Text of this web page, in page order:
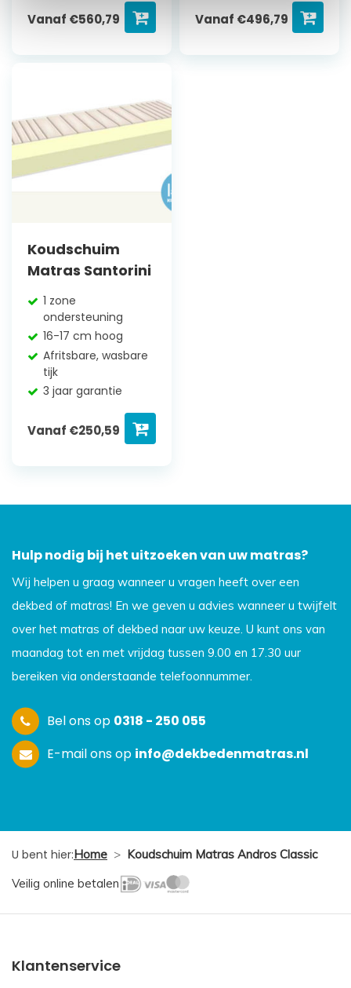
Vanaf €560,79 Vanaf €496,79
Koudschuim
Matras Santorini
1 zone
ondersteuning
16-17 cm hoog
Afritsbare, wasbare
tijk
3 jaar garantie
Vanaf €250,59
Hulp nodig bij het uitzoeken van uw matras?
Wij helpen u graag wanneer u vragen heeft over een
dekbed of matras! En we geven u advies wanneer u twijfelt
over het matras of dekbed naar uw keuze. U kunt ons van
maandag tot en met vrijdag tussen 9.00 en 17.30 uur
bereiken via onderstaande telefoonnummer.
Bel ons op 0318 - 250 055
E-mail ons op info@dekbedenmatras.nl
U bent hier:Home > Koudschuim Matras Andros Classic
Veilig online betalen
Klantenservice